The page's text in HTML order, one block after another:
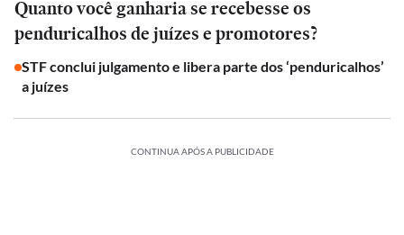
Quanto você ganharia se recebesse os
penduricalhos de juízes e promotores?
STF conclui julgamento e libera parte dos ‘penduricalhos’
a juízes
CONTINUA APÓS A PUBLICIDADE